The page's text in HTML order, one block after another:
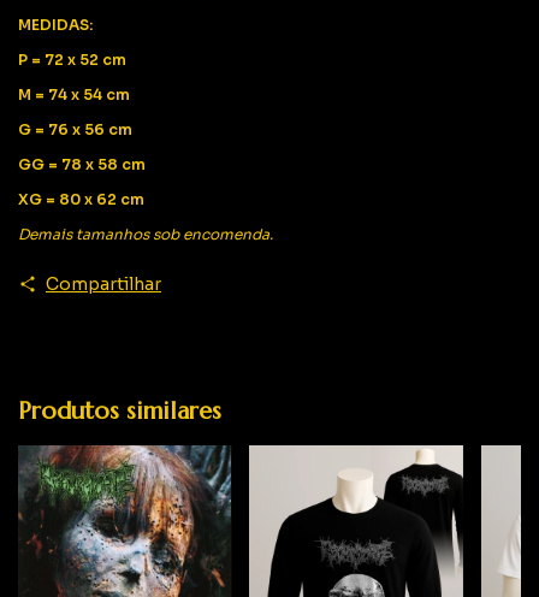
MEDIDAS:
P = 72 x 52 cm
M = 74 x 54 cm
G = 76 x 56 cm
GG = 78 x 58 cm
XG = 80 x 62 cm
Demais tamanhos sob encomenda.
Compartilhar
Produtos similares